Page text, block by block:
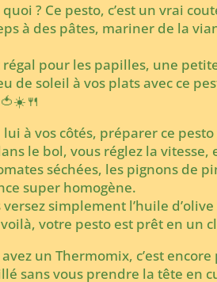
quoi ? Ce pesto, c’est un vrai
à des pâtes, mariner de la
régal pour les papilles, une
de soleil à vos plats avec ce
lui à vos côtés, préparer ce
le bol, vous réglez la vitesse,
séchées, les pignons de
super homogène.
versez simplement l’huile
votre pesto est prêt en un
avez un Thermomix, c’est
sans vous prendre la tête en